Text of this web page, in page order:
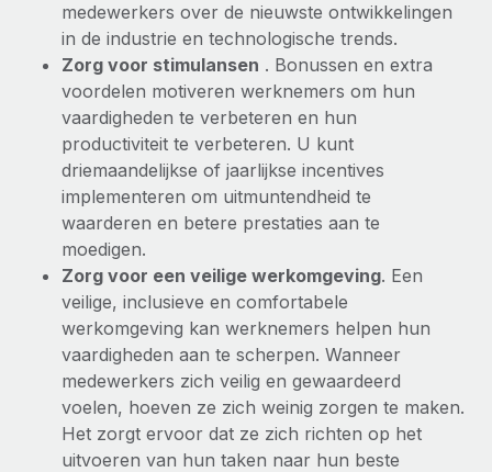
medewerkers over de nieuwste ontwikkelingen
in de industrie en technologische trends.
Zorg voor stimulansen . Bonussen en extra
voordelen motiveren werknemers om hun
vaardigheden te verbeteren en hun
productiviteit te verbeteren. U kunt
driemaandelijkse of jaarlijkse incentives
implementeren om uitmuntendheid te
waarderen en betere prestaties aan te
moedigen.
Zorg voor een veilige werkomgeving. Een
veilige, inclusieve en comfortabele
werkomgeving kan werknemers helpen hun
vaardigheden aan te scherpen. Wanneer
medewerkers zich veilig en gewaardeerd
voelen, hoeven ze zich weinig zorgen te maken.
Het zorgt ervoor dat ze zich richten op het
uitvoeren van hun taken naar hun beste